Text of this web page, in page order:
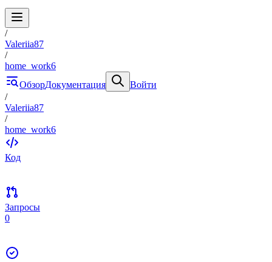
/
Valeriia87
/
home_work6
ОбзорДокументация
Войти
/
Valeriia87
/
home_work6
Код
Запросы
0